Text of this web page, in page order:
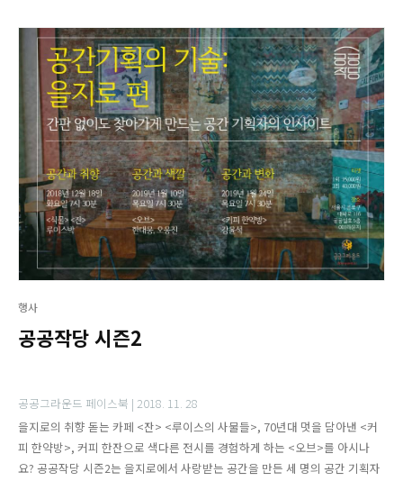
행사
공공작당 시즌2
공공그라운드 페이스북 | 2018. 11. 28
을지로의 취향 돋는 카페 <잔> <루이스의 사물들>, 70년대 멋을 담아낸 <커
피 한약방>, 커피 한잔으로 색다른 전시를 경험하게 하는 <오브>를 아시나
요? 공공작당 시즌2는 을지로에서 사랑받는 공간을 만든 세 명의 공간 기획자